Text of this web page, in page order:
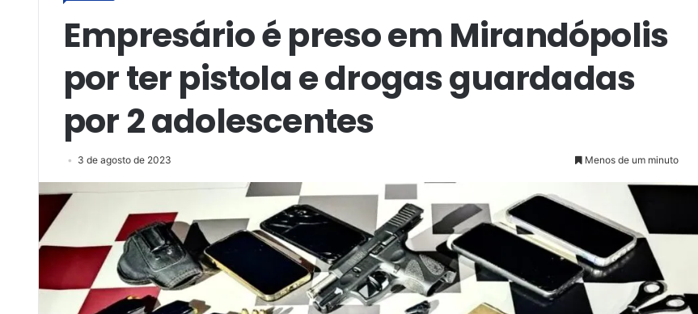
Empresário é preso em Mirandópolis
por ter pistola e drogas guardadas
por 2 adolescentes
3 de agosto de 2023 Menos de um minuto